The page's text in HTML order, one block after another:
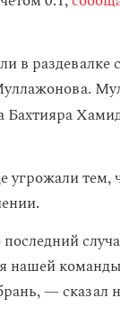
в раздевалке
Бахтияра
угрожали тем,
нашей
— сказал